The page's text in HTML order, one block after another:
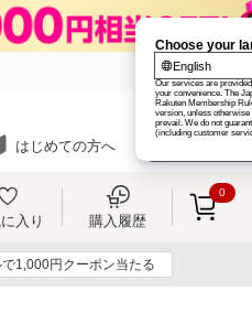
はじめての方へ
入り 購入履歴
0
1,000円クーポン当たる